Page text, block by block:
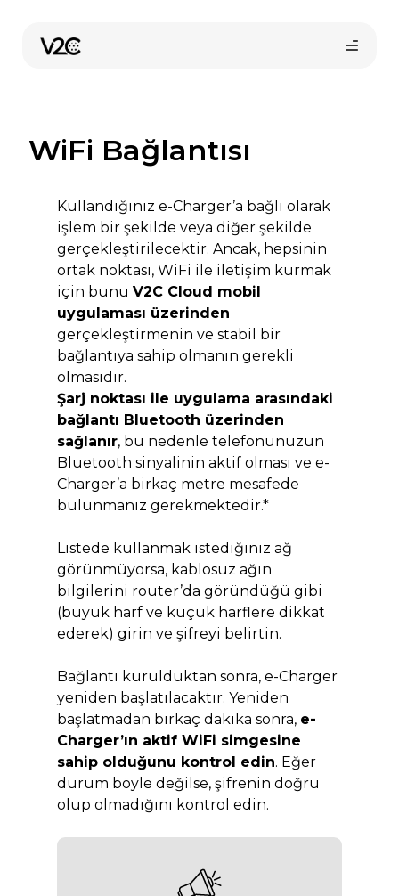
Online satın al
WiFi Bağlantısı
Kullandığınız e-Charger’a bağlı olarak
işlem bir şekilde veya diğer şekilde
gerçekleştirilecektir. Ancak, hepsinin
ortak noktası, WiFi ile iletişim kurmak
için bunu V2C Cloud mobil
uygulaması üzerinden
gerçekleştirmenin ve stabil bir
bağlantıya sahip olmanın gerekli
olmasıdır.
Şarj noktası ile uygulama arasındaki
bağlantı Bluetooth üzerinden
sağlanır, bu nedenle telefonunuzun
Bluetooth sinyalinin aktif olması ve e-
Charger’a birkaç metre mesafede
bulunmanız gerekmektedir.*
Listede kullanmak istediğiniz ağ
görünmüyorsa, kablosuz ağın
bilgilerini router’da göründüğü gibi
(büyük harf ve küçük harflere dikkat
ederek) girin ve şifreyi belirtin.
Bağlantı kurulduktan sonra, e-Charger
yeniden başlatılacaktır. Yeniden
başlatmadan birkaç dakika sonra, e-
Charger’ın aktif WiFi simgesine
sahip olduğunu kontrol edin. Eğer
durum böyle değilse, şifrenin doğru
olup olmadığını kontrol edin.